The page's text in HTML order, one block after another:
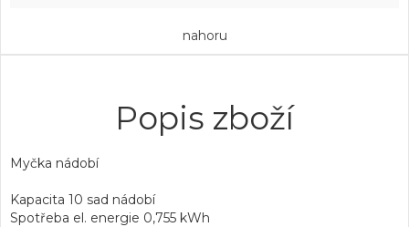
nahoru
Popis zboží
Myčka nádobí
Kapacita 10 sad nádobí
Spotřeba el. energie 0,755 kWh